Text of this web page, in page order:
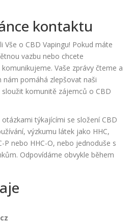
kontaktu
Vše o CBD Vapingu! Pokud máte
vazbu nebo chcete
Vaše zprávy čteme a
pomáhá zlepšovat naši
komunitě zájemců o CBD
týkajícími se složení CBD
výzkumu látek jako HHC,
P nebo HHC-O, nebo jednoduše s
Odpovídáme obvykle během